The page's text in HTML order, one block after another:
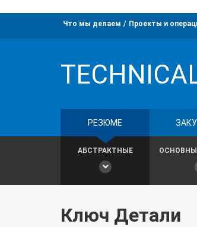
Что мы делаем Проекты и
РЕЗЮМЕ
АБСТРАКТНЫЕ
Ключ Детали